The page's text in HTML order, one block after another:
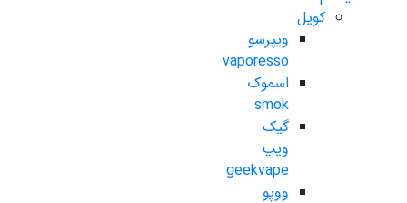
کویل
ویپرسو
vaporesso
اسموک
smok
گیک
ویپ
geekvape
ووپو